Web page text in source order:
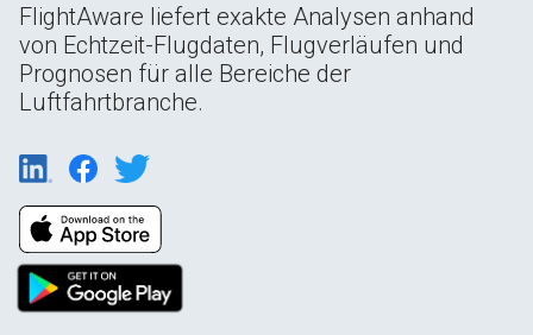
FlightAware liefert exakte Analysen anhand
von Echtzeit-Flugdaten, Flugverläufen und
Prognosen für alle Bereiche der
Luftfahrtbranche.